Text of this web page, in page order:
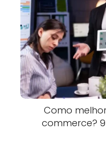
Como
commerce?